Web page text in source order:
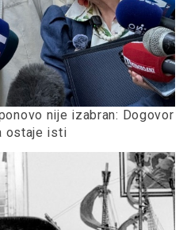
nije izabran: Dogovor
ostaje isti